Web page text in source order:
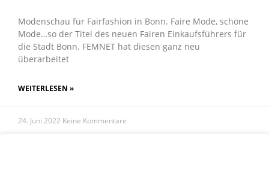
Modenschau für Fairfashion in Bonn. Faire Mode, schöne
Mode…so der Titel des neuen Fairen Einkaufsführers für
die Stadt Bonn. FEMNET hat diesen ganz neu
überarbeitet
WEITERLESEN »
24. Juni 2022 Keine Kommentare